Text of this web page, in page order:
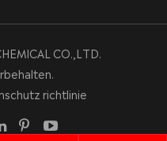
CO.,LTD.
richtlinie